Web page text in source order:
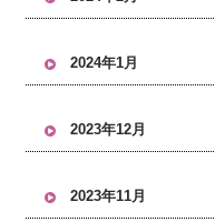
2024年1月
2023年12月
2023年11月